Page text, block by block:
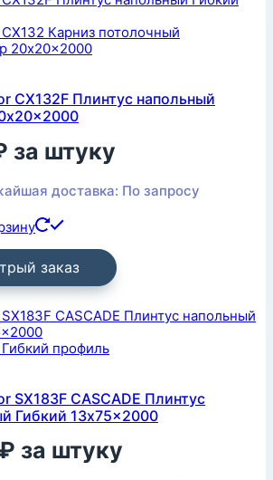
CX132F Плинтус напольный
за штуку
доставка: По запросу
заказ
SX183F CASCADE Плинтус
Гибкий 13x75x2000
₽ за штуку